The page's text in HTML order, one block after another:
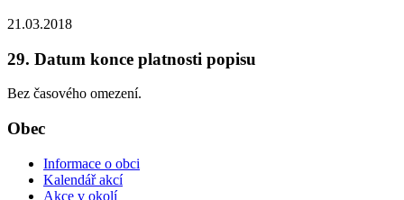
21.03.2018
29. Datum konce platnosti popisu
Bez časového omezení.
Obec
Informace o obci
Kalendář akcí
Akce v okolí